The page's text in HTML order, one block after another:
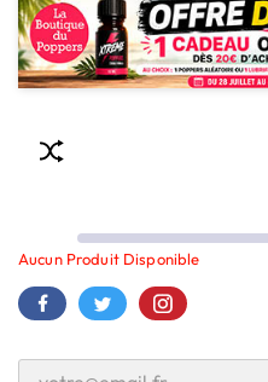
Aucun Produit Disponible